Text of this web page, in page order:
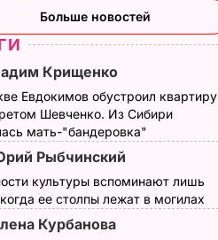
Больше новостей
Крищенко
Евдокимов обустроил квартиру
Шевченко. Из Сибири
мать-"бандеровка"
Рыбчинский
культуры вспоминают лишь
ее столпы лежат в могилах
Курбанова